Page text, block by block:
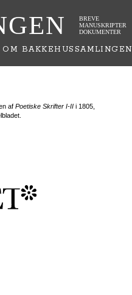
BREVE
MANUSKRIPTER
DOKUMENTER
OM BAKKEHUSSAMLINGEN
af Poetiske Skrifter I-II i 1805,